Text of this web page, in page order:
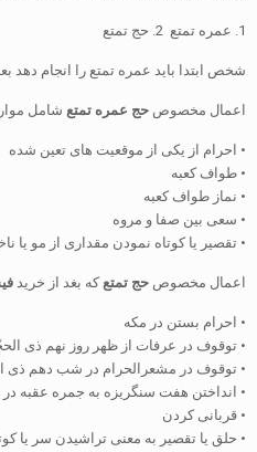
1. عمره تمتع 2. حج تمتع
شخص ابتدا باید عمره تمتع را انجام دهد
اعمال مخصوص حج عمره تمتع شامل
• احرام از یکی از موقعیت های تعین شده
• طواف کعبه
• نماز طواف کعبه
• سعی بین صفا و مروه
• تقصیر یا کوتاه نمودن مقداری از مو
اعمال مخصوص حج تمتعکه بغد از خرید
• احرام بستن در مکه
• توقوف در عرفات از ظهر روز نهم ذی
• توقوف در مشعرالحرام در شب دهم ذی
• انداختن هفت سنگریزه به جمره عقبه
• قربانی کردن
• حلق یا تقصیر به معنی تراشیدن سر یا